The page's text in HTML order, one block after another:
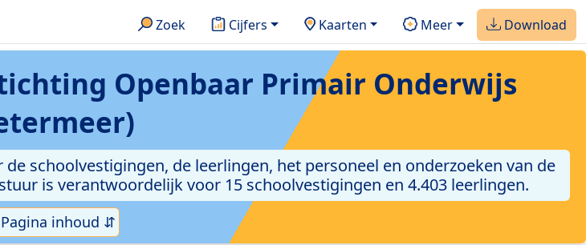
Zoek Cijfers Kaarten Meer Download
Openbaar Primair Onderwijs
schoolvestigingen, de leerlingen, het personeel en onderzoeken van de
is verantwoordelijk voor 15 schoolvestigingen en 4.403 leerlingen.
Pagina inhoud ⇵